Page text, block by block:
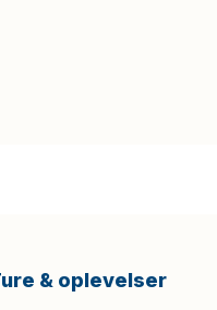
& oplevelser